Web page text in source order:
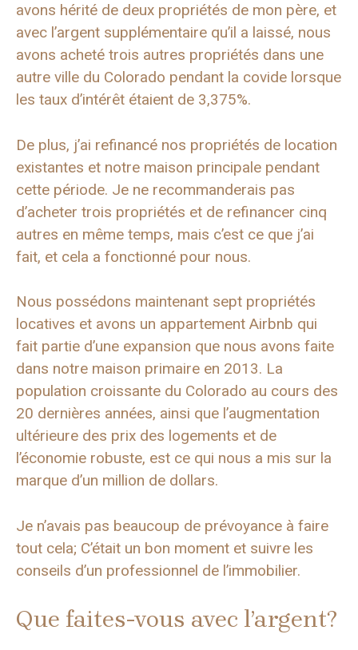
avons hérité de deux propriétés de mon père, et
avec l’argent supplémentaire qu’il a laissé, nous
avons acheté trois autres propriétés dans une
autre ville du Colorado pendant la covide lorsque
les taux d’intérêt étaient de 3,375%.
De plus, j’ai refinancé nos propriétés de location
existantes et notre maison principale pendant
cette période. Je ne recommanderais pas
d’acheter trois propriétés et de refinancer cinq
autres en même temps, mais c’est ce que j’ai
fait, et cela a fonctionné pour nous.
Nous possédons maintenant sept propriétés
locatives et avons un appartement Airbnb qui
fait partie d’une expansion que nous avons faite
dans notre maison primaire en 2013. La
population croissante du Colorado au cours des
20 dernières années, ainsi que l’augmentation
ultérieure des prix des logements et de
l’économie robuste, est ce qui nous a mis sur la
marque d’un million de dollars.
Je n’avais pas beaucoup de prévoyance à faire
tout cela; C’était un bon moment et suivre les
conseils d’un professionnel de l’immobilier.
Que faites-vous avec l’argent?